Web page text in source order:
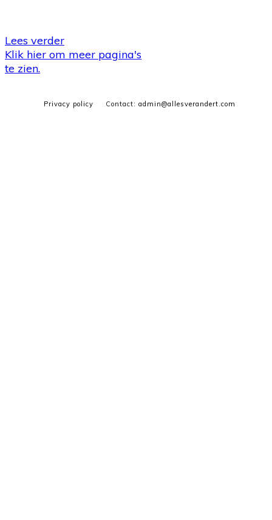
Lees verder
Klik hier om meer pagina's
te zien.
Privacy policy Contact: admin@allesverandert.com